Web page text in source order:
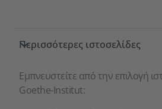
Περισσότερες ιστοσελίδες
Εμπνευστείτε από την επιλογή
Goethe-Institut: